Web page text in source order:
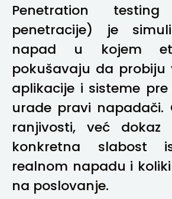
Penetration
penetracije) je
napad u kojem
pokušavaju da probiju
aplikacije i sisteme
urade pravi napadači.
ranjivosti, već
konkretna slabost
realnom napadu i
na poslovanje.